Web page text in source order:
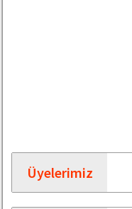
Üyelerimiz